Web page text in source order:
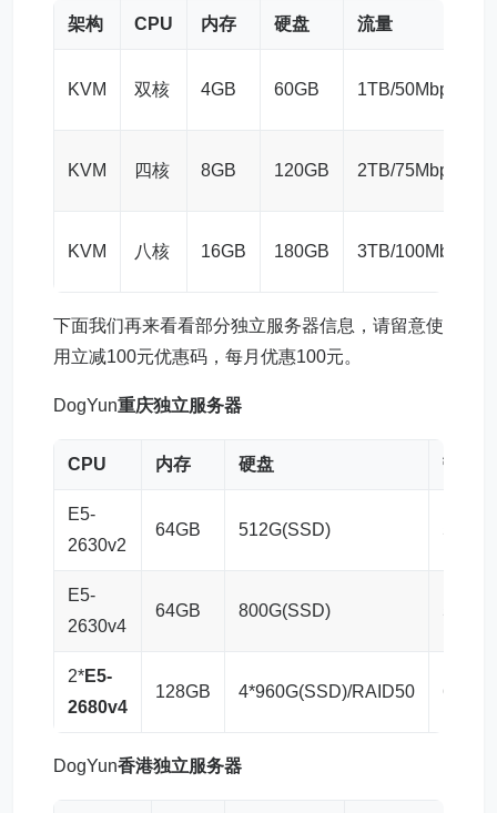
架构 CPU 内存 硬盘 流量
KVM 双核 4GB 60GB 1TB/50Mbps
KVM 四核 8GB 120GB 2TB/75Mbps
KVM 八核 16GB 180GB 3TB/100Mbps
下面我们再来看看部分独立服务器信息，请留意使
用立减100元优惠码，每月优惠100元。
DogYun重庆独立服务器
CPU 内存 硬盘 带宽
E5-
2630v2
64GB 512G(SSD) 50M
E5-
2630v4
64GB 800G(SSD) 50M
2*E5-
2680v4
128GB 4*960G(SSD)/RAID50 60M
DogYun香港独立服务器